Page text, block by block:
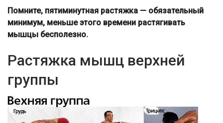
Помните, пятиминутная растяжка — обязательный
минимум, меньше этого времени растягивать
мышцы бесполезно.
Растяжка мышц верхней
группы